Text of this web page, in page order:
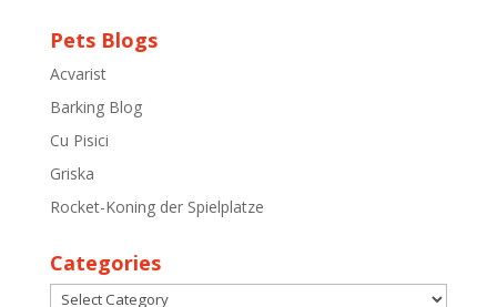
Pets Blogs
Acvarist
Barking Blog
Cu Pisici
Griska
Rocket-Koning der Spielplatze
Categories
Categories